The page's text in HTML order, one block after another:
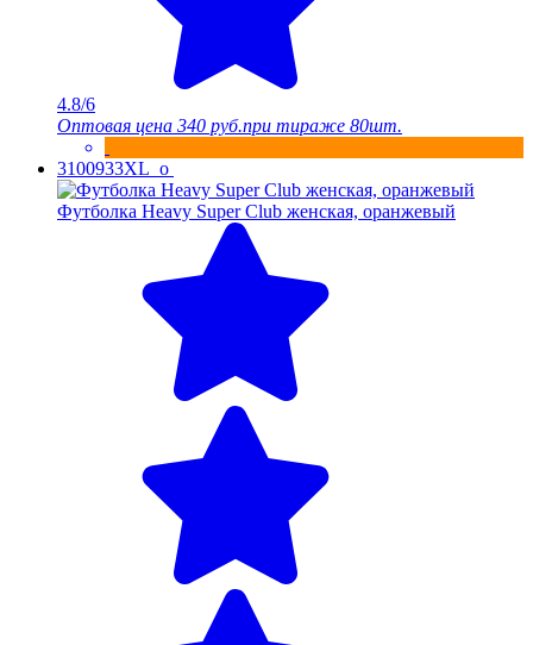
4.8/6
Оптовая цена 340 руб.при тираже 80шт.
3100933XL_o
Футболка Heavy Super Club женская, оранжевый